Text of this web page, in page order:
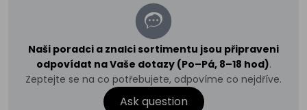
Naši poradci a znalci sortimentu jsou připraveni
odpovídat na Vaše dotazy (Po–Pá, 8–18 hod).
Zeptejte se na co potřebujete, odpovíme co nejdříve.
Ask question